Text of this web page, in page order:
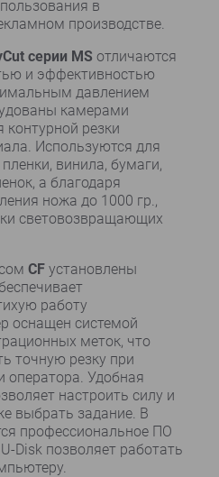
в
производстве.
серии MS отличаются
и эффективностью
давлением
камерами
резки
Используются для
винила, бумаги,
а благодаря
ножа до 1000 гр.,
световозвращающих
CFустановлены
работу
оснащен системой
меток, что
точную резку при
Удобная
настроить силу и
выбрать задание. В
профессиональное ПО
Disk позволяет работать